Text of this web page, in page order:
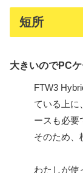
短所
大きいのでPC
FTW3
ている上に
ースも必要
そのため、
わたしが使